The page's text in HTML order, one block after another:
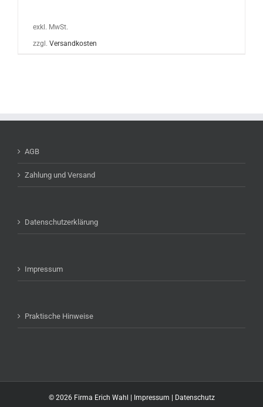
exkl. MwSt.
zzgl. Versandkosten
AGB
Zahlung und Versand
Datenschutzerklärung
Impressum
Praktische Hinweise
© 2026 Firma Erich Wahl | Impressum Datenschutz